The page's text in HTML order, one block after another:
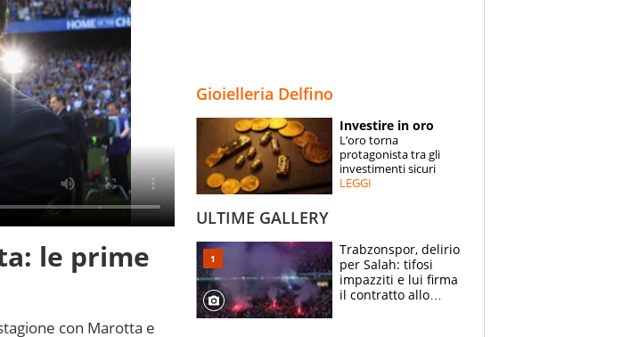
SPECIALI
ESPERTI
le prime
con Marotta e
Gioielleria Delfino
Investire in oro
L’oro torna
protagonista tra gli
investimenti sicuri
LEGGI
ULTIME GALLERY
Trabzonspor, delirio
per Salah: tifosi
impazziti e lui firma
il contratto allo